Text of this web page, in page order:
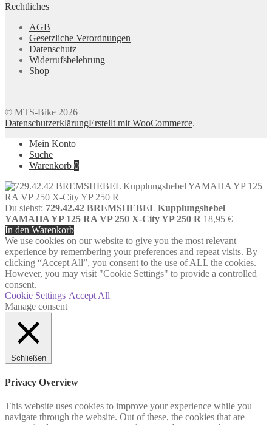
Rechtliches
AGB
Gesetzliche Verordnungen
Datenschutz
Widerrufsbelehrung
Shop
© MTS-Bike 2026
DatenschutzerklärungErstellt mit WooCommerce.
Mein Konto
Suche
Warenkorb 0
Du siehst: 729.42.42 BREMSHEBEL Kupplungshebel
YAMAHA YP 125 RA VP 250 X-City YP 250 R 18,95 €
In den Warenkorb
We use cookies on our website to give you the most relevant
experience by remembering your preferences and repeat visits. By
clicking “Accept All”, you consent to the use of ALL the cookies.
However, you may visit "Cookie Settings" to provide a controlled
consent.
Cookie Settings Accept All
Manage consent
Schließen
Privacy Overview
This website uses cookies to improve your experience while you
navigate through the website. Out of these, the cookies that are